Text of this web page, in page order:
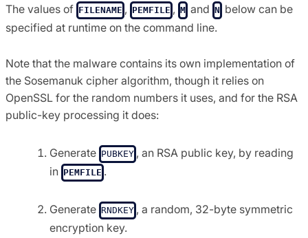
The values of FILENAME , PEMFILE , M and N below can be
specified at runtime on the command line.
Note that the malware contains its own implementation of
the Sosemanuk cipher algorithm, though it relies on
OpenSSL for the random numbers it uses, and for the RSA
public-key processing it does:
Generate PUBKEY , an RSA public key, by reading
in PEMFILE .
Generate RNDKEY , a random, 32-byte symmetric
encryption key.